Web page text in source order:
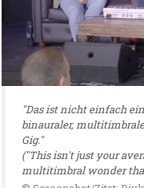
"Das ist nicht einfach
binauraler,
Gig."
("This isn't just your
multitimbral wonder